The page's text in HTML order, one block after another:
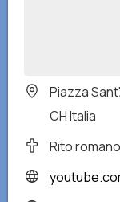
Piazza
CH Italia
Rito romano